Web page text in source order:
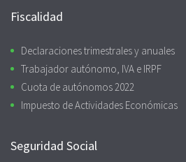
Fiscalidad
Declaraciones trimestrales y anuales
Trabajador autónomo, IVA e IRPF
Cuota de autónomos 2022
Impuesto de Actividades Económicas
Seguridad Social